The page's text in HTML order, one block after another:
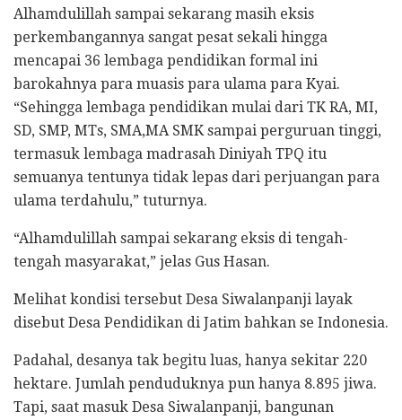
Alhamdulillah sampai sekarang masih eksis
perkembangannya sangat pesat sekali hingga
mencapai 36 lembaga pendidikan formal ini
barokahnya para muasis para ulama para Kyai.
“Sehingga lembaga pendidikan mulai dari TK RA, MI,
SD, SMP, MTs, SMA,MA SMK sampai perguruan tinggi,
termasuk lembaga madrasah Diniyah TPQ itu
semuanya tentunya tidak lepas dari perjuangan para
ulama terdahulu,” tuturnya.
“Alhamdulillah sampai sekarang eksis di tengah-
tengah masyarakat,” jelas Gus Hasan.
Melihat kondisi tersebut Desa Siwalanpanji layak
disebut Desa Pendidikan di Jatim bahkan se Indonesia.
Padahal, desanya tak begitu luas, hanya sekitar 220
hektare. Jumlah penduduknya pun hanya 8.895 jiwa.
Tapi, saat masuk Desa Siwalanpanji, bangunan